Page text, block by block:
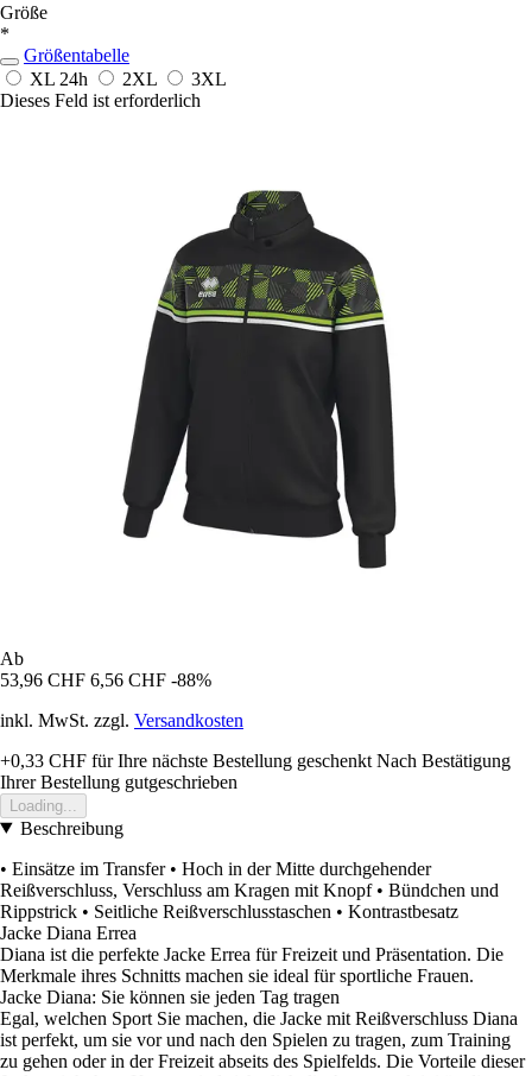
Größe
*
Größentabelle
XL 24h 2XL
3XL
Dieses Feld ist erforderlich
Ab
53,96 CHF 6,56 CHF -88%
inkl. MwSt. zzgl. Versandkosten
+0,33 CHF für Ihre nächste Bestellung geschenkt Nach Bestätigung
Ihrer Bestellung gutgeschrieben
Loading...
Beschreibung
• Einsätze im Transfer • Hoch in der Mitte durchgehender
Reißverschluss, Verschluss am Kragen mit Knopf • Bündchen und
Rippstrick • Seitliche Reißverschlusstaschen • Kontrastbesatz
Jacke Diana Errea
Diana ist die perfekte Jacke Errea für Freizeit und Präsentation. Die
Merkmale ihres Schnitts machen sie ideal für sportliche Frauen.
Jacke Diana: Sie können sie jeden Tag tragen
Egal, welchen Sport Sie machen, die Jacke mit Reißverschluss Diana
ist perfekt, um sie vor und nach den Spielen zu tragen, zum Training
zu gehen oder in der Freizeit abseits des Spielfelds. Die Vorteile dieser